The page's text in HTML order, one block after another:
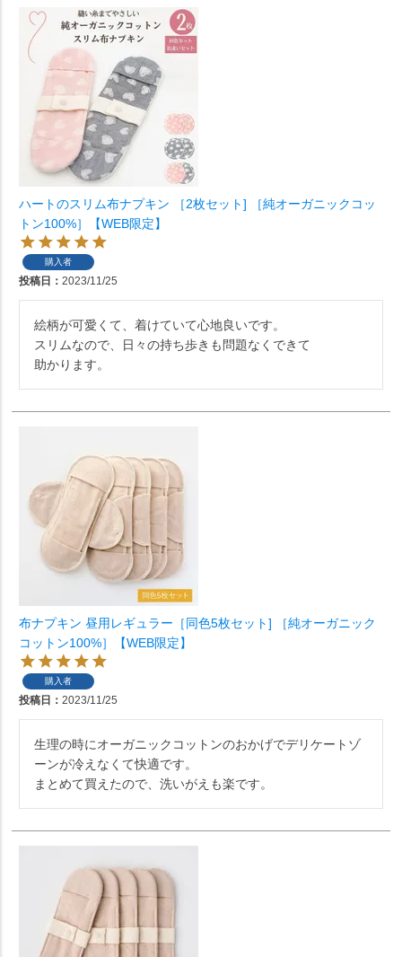
ハートのスリム布ナプキン ［2枚セット] ［純オーガニックコッ
トン100%］【WEB限定】
購入者
投稿日 2023/11/25
絵柄が可愛くて、着けていて心地良いです。
スリムなので、日々の持ち歩きも問題なくできて
助かります。
布ナプキン 昼用レギュラー［同色5枚セット] ［純オーガニック
コットン100%］【WEB限定】
購入者
投稿日 2023/11/25
生理の時にオーガニックコットンのおかげでデリケートゾ
ーンが冷えなくて快適です。
まとめて買えたので、洗いがえも楽です。